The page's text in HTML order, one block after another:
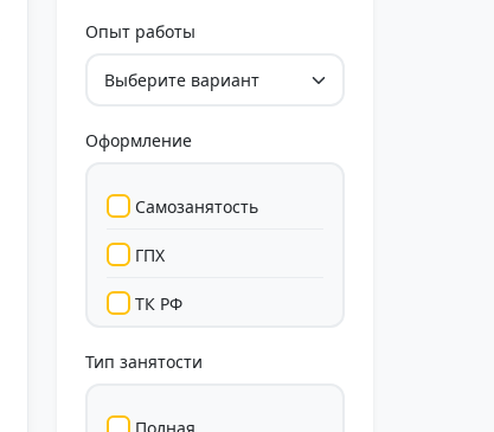
Гибкий
Свободный
Опыт работы
Оформление
Самозанятость
ГПХ
ТК РФ
Тип занятости